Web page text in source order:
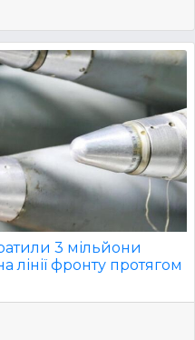
3 мільйони
лінії фронту протягом